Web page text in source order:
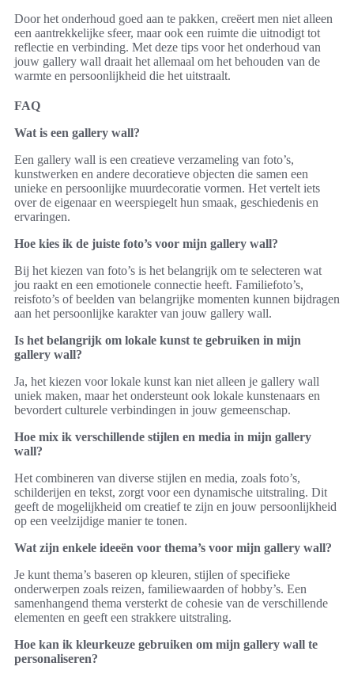
Door het onderhoud goed aan te pakken, creëert men niet alleen
een aantrekkelijke sfeer, maar ook een ruimte die uitnodigt tot
reflectie en verbinding. Met deze tips voor het onderhoud van
jouw gallery wall draait het allemaal om het behouden van de
warmte en persoonlijkheid die het uitstraalt.
FAQ
Wat is een gallery wall?
Een gallery wall is een creatieve verzameling van foto’s,
kunstwerken en andere decoratieve objecten die samen een
unieke en persoonlijke muurdecoratie vormen. Het vertelt iets
over de eigenaar en weerspiegelt hun smaak, geschiedenis en
ervaringen.
Hoe kies ik de juiste foto’s voor mijn gallery wall?
Bij het kiezen van foto’s is het belangrijk om te selecteren wat
jou raakt en een emotionele connectie heeft. Familiefoto’s,
reisfoto’s of beelden van belangrijke momenten kunnen bijdragen
aan het persoonlijke karakter van jouw gallery wall.
Is het belangrijk om lokale kunst te gebruiken in mijn
gallery wall?
Ja, het kiezen voor lokale kunst kan niet alleen je gallery wall
uniek maken, maar het ondersteunt ook lokale kunstenaars en
bevordert culturele verbindingen in jouw gemeenschap.
Hoe mix ik verschillende stijlen en media in mijn gallery
wall?
Het combineren van diverse stijlen en media, zoals foto’s,
schilderijen en tekst, zorgt voor een dynamische uitstraling. Dit
geeft de mogelijkheid om creatief te zijn en jouw persoonlijkheid
op een veelzijdige manier te tonen.
Wat zijn enkele ideeën voor thema’s voor mijn gallery wall?
Je kunt thema’s baseren op kleuren, stijlen of specifieke
onderwerpen zoals reizen, familiewaarden of hobby’s. Een
samenhangend thema versterkt de cohesie van de verschillende
elementen en geeft een strakkere uitstraling.
Hoe kan ik kleurkeuze gebruiken om mijn gallery wall te
personaliseren?